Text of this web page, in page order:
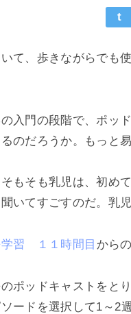
t
て、歩きながらでも
入門の段階で、ポッ
のだろうか。もっと
もそも乳児は、初め
いてすごすのだ。乳
学習 １１時間目 から
ポッドキャストをと
ードを選択して1～2